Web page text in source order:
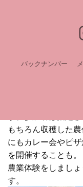
バックナンバー
農業体験や地域交
む高台にある、こ
もちろん収穫した
にもカレー会やピ
を開催することも
農業体験をしまし
す。